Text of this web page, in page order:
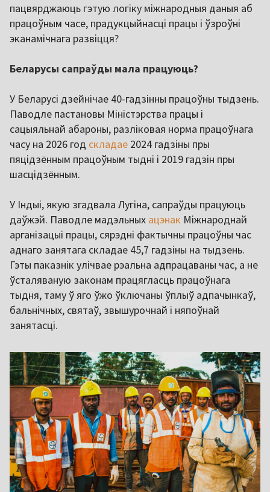
пацвярджаюць гэтую логіку міжнародныя даныя аб
працоўным часе, прадукцыйнасці працы і ўзроўні
эканамічнага развіцця?
Беларусы сапраўды мала працуюць?
У Беларусі дзейнічае 40-гадзінны працоўны тыдзень.
Паводле пастановы Міністэрства працы і
сацыяльнай абароны, разліковая норма працоўнага
часу на 2026 год складае 2024 гадзіны пры
пяцідзённым працоўным тыдні і 2019 гадзін пры
шасцідзённым.
У Індыі, якую згадвала Лугіна, сапраўды працуюць
даўжэй. Паводле мадэльных ацэнак Міжнароднай
арганізацыі працы, сярэдні фактычны працоўны час
аднаго занятага складае 45,7 гадзіны на тыдзень.
Гэты паказнік улічвае рэальна адпрацаваны час, а не
ўсталяваную законам працягласць працоўнага
тыдня, таму ў яго ўжо ўключаны ўплыў адпачынкаў,
бальнічных, святаў, звышурочнай і няпоўнай
занятасці.